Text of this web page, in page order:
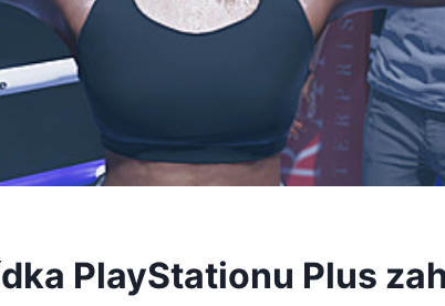
PlayStationu Plus